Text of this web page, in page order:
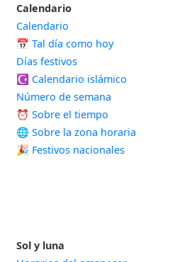
Calendario
Calendario
📅 Tal día como hoy
Días festivos
☪️ Calendario islámico
Número de semana
⏰ Sobre el tiempo
🌐 Sobre la zona horaria
🎉 Festivos nacionales
Sol y luna